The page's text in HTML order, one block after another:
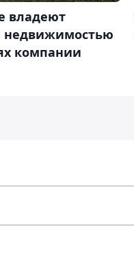
владеют
недвижимостью
компании